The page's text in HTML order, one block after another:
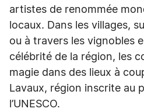
artistes de renommée
locaux. Dans les villages,
ou à travers les vignobles
célébrité de la région, les
magie dans des lieux à
Lavaux, région inscrite au
l’UNESCO.